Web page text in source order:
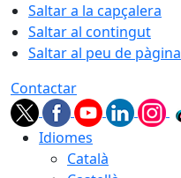
Saltar a la capçalera
Saltar al contingut
Saltar al peu de pàgina
Contactar
Idiomes
Català